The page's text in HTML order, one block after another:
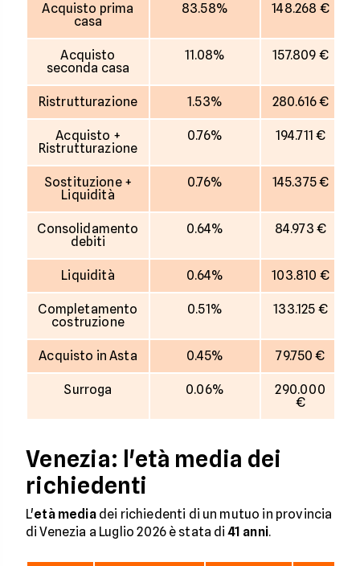
Acquisto prima
casa
83.58% 148.268 €
Acquisto
seconda casa
11.08% 157.809 €
Ristrutturazione 1.53% 280.616 €
Acquisto +
Ristrutturazione
0.76% 194.711 €
Sostituzione +
Liquidità
0.76% 145.375 €
Consolidamento
debiti
0.64% 84.973 €
Liquidità 0.64% 103.810 €
Completamento
costruzione
0.51% 133.125 €
Acquisto in Asta 0.45% 79.750 €
Surroga 0.06%
290.000
€
Venezia: l'età media dei
richiedenti
L'età mediadei richiedenti di un mutuo in provincia
di Venezia a Luglio 2026 è stata di41 anni.